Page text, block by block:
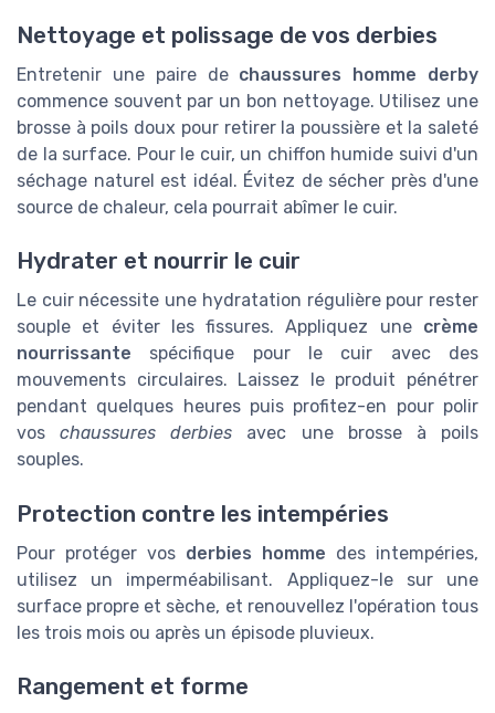
Nettoyage et polissage de vos derbies
Entretenir une paire de chaussures homme derby
commence souvent par un bon nettoyage. Utilisez une
brosse à poils doux pour retirer la poussière et la saleté
de la surface. Pour le cuir, un chiffon humide suivi d'un
séchage naturel est idéal. Évitez de sécher près d'une
source de chaleur, cela pourrait abîmer le cuir.
Hydrater et nourrir le cuir
Le cuir nécessite une hydratation régulière pour rester
souple et éviter les fissures. Appliquez une crème
nourrissante spécifique pour le cuir avec des
mouvements circulaires. Laissez le produit pénétrer
pendant quelques heures puis profitez-en pour polir
voschaussures derbies avec une brosse à poils
souples.
Protection contre les intempéries
Pour protéger vos derbies homme des intempéries,
utilisez un imperméabilisant. Appliquez-le sur une
surface propre et sèche, et renouvellez l'opération tous
les trois mois ou après un épisode pluvieux.
Rangement et forme